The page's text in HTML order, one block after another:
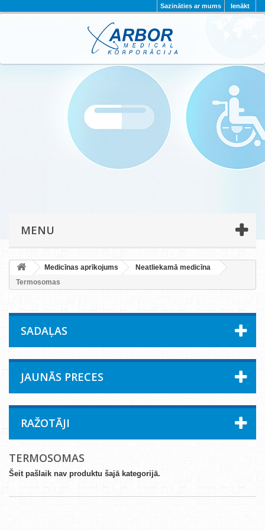
Ienākt
Sazināties ar mums
PAR MUMS PROJEKTI
KONTAKTI
PRIVĀTUMA POLITIKA
MENU
Medicīnas aprīkojums
Neatliekamā medicīna
Termosomas
SADAĻAS
JAUNĀS PRECES
RAŽOTĀJI
TERMOSOMAS
Šeit pašlaik nav produktu šajā kategorijā.